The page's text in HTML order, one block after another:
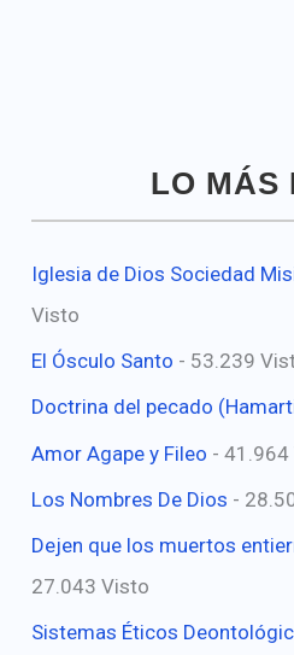
LO MÁS
Iglesia de Dios Sociedad
Visto
El Ósculo Santo - 53.239
Doctrina del pecado
Amor Agape y Fileo -
Los Nombres De Dios -
Dejen que los muertos
27.043 Visto
Sistemas Éticos